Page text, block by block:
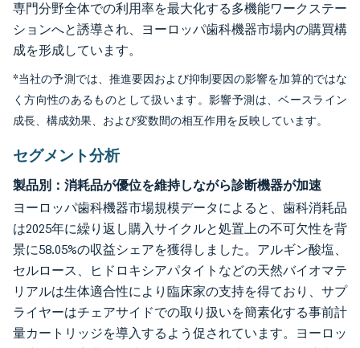
専門分野全体での利用率を最大化する多機能ワークステー
ションへと誘導され、ヨーロッパ歯科機器市場内の購買構
成を形成しています。
*当社の予測では、推進要因および抑制要因の影響を加算的ではな
く方向性のあるものとして扱います。影響予測は、ベースライン
成長、構成効果、および変数間の相互作用を反映しています。
セグメント分析
製品別：消耗品が優位を維持しながら診断機器が加速
ヨーロッパ歯科機器市場規模データによると、歯科消耗品
は2025年に繰り返し購入サイクルと処置上の不可欠性を背
景に58.05%の収益シェアを獲得しました。アルギン酸塩、
セルロース、ヒドロキシアパタイトなどの天然バイオマテ
リアルは生体適合性により臨床家の支持を得ており、サプ
ライヤーはチェアサイドでの取り扱いを簡素化する事前計
量カートリッジを導入するよう促されています。ヨーロッ